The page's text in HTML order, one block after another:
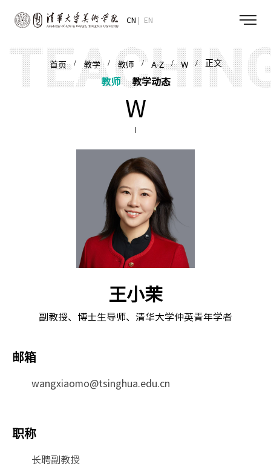
CN EN
首页/ 教学/教师 / A-Z/W/ 正文
教师 教学动态
W
王小茉
副教授、博士生导师、清华大学仲英青年学者
邮箱
wangxiaomo@tsinghua.edu.cn
职称
长聘副教授